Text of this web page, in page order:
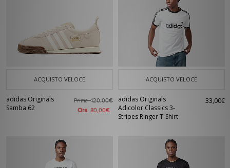
ACQUISTO VELOCE
adidas Originals
Samba 62
Prima120,00€
Ora 80,00€
ACQUISTO VELOCE
adidas Originals
Adicolor Classics 3-
Stripes Ringer T-Shirt
33,00€